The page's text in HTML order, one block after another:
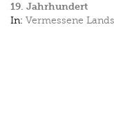
19. Jahrhundert
In: Vermessene